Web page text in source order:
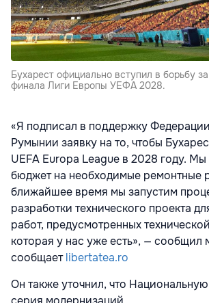
Бухарест официально вступил в борьбу
финала Лиги Европы УЕФА 2028.
«Я подписал в поддержку
Румынии заявку на то, чтобы
UEFA Europa League в 2028 году.
бюджет на необходимые ремонтные
ближайшее время мы запустим
разработки технического проекта
работ, предусмотренных
которая у нас уже есть», — сообщил
сообщаетlibertatea.ro
Он также уточнил, что